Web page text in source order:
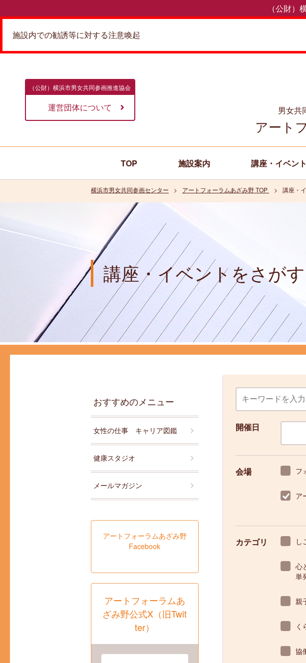
（公財）
施設内での勧誘等に対する注意喚起
（公財）横浜市男女共同参画推進協会
運営団体について 男女共
アート
TOP 施設案内 講座・イベント
横浜市男女共同参画センター アートフォーラムあざみ野 TOP 講座・
講座・イベントをさがす
開催日
会場 フ
ア
カテゴリ し
心
単
親
く
協
おすすめのメニュー
女性の仕事 キャリア図鑑
健康スタジオ
メールマガジン
アートフォーラムあざみ野
Facebook
アートフォーラムあ
ざみ野公式X（旧Twit
ter）